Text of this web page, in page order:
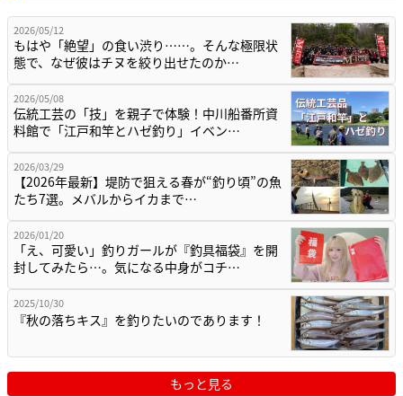
2026/05/12
もはや「絶望」の食い渋り……。そんな極限状
態で、なぜ彼はチヌを絞り出せたのか…
2026/05/08
伝統工芸の「技」を親子で体験！中川船番所資
料館で「江戸和竿とハゼ釣り」イベン…
2026/03/29
【2026年最新】堤防で狙える春が“釣り頃”の魚
たち7選。メバルからイカまで…
2026/01/20
「え、可愛い」釣りガールが『釣具福袋』を開
封してみたら…。気になる中身がコチ…
2025/10/30
『秋の落ちキス』を釣りたいのであります！
もっと見る